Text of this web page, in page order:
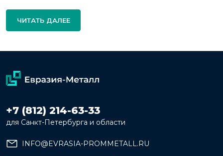
ЧИТАТЬ ДАЛЕЕ
+7 (812) 214-63-33
для Санкт-Петербурга и области
INFO@EVRASIA-PROMMETALL.RU